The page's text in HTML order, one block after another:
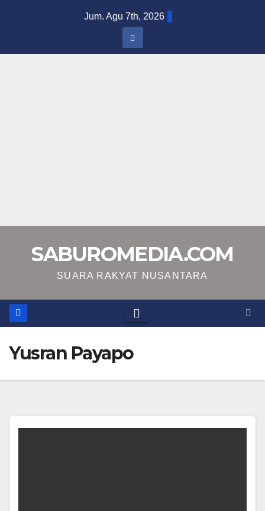
Jum. Agu 7th, 2026
SABUROMEDIA.COM
SUARA RAKYAT NUSANTARA
Yusran Payapo